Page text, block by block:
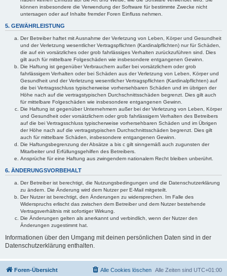
können insbesondere die Verwendung der Software für bestimmte Zwecke nicht
untersagen oder auf Inhalte fremder Foren Einfluss nehmen.
5. GEWÄHRLEISTUNG
Der Betreiber haftet mit Ausnahme der Verletzung von Leben, Körper und Gesundheit
und der Verletzung wesentlicher Vertragspflichten (Kardinalpflichten) nur für Schäden,
die auf ein vorsätzliches oder grob fahrlässiges Verhalten zurückzuführen sind. Dies
gilt auch für mittelbare Folgeschäden wie insbesondere entgangenen Gewinn.
Die Haftung ist gegenüber Verbrauchern außer bei vorsätzlichem oder grob
fahrlässigem Verhalten oder bei Schäden aus der Verletzung von Leben, Körper und
Gesundheit und der Verletzung wesentlicher Vertragspflichten (Kardinalpflichten) auf
die bei Vertragsschluss typischerweise vorhersehbaren Schäden und im übrigen der
Höhe nach auf die vertragstypischen Durchschnittsschäden begrenzt. Dies gilt auch
für mittelbare Folgeschäden wie insbesondere entgangenen Gewinn.
Die Haftung ist gegenüber Unternehmern außer bei der Verletzung von Leben, Körper
und Gesundheit oder vorsätzlichem oder grob fahrlässigem Verhalten des Betreibers
auf die bei Vertragsschluss typischerweise vorhersehbaren Schäden und im Übrigen
der Höhe nach auf die vertragstypischen Durchschnittsschäden begrenzt. Dies gilt
auch für mittelbare Schäden, insbesondere entgangenen Gewinn.
Die Haftungsbegrenzung der Absätze a bis c gilt sinngemäß auch zugunsten der
Mitarbeiter und Erfüllungsgehilfen des Betreibers.
Ansprüche für eine Haftung aus zwingendem nationalem Recht bleiben unberührt.
6. ÄNDERUNGSVORBEHALT
Der Betreiber ist berechtigt, die Nutzungsbedingungen und die Datenschutzerklärung
zu ändern. Die Änderung wird dem Nutzer per E-Mail mitgeteilt.
Der Nutzer ist berechtigt, den Änderungen zu widersprechen. Im Falle des
Widerspruchs erlischt das zwischen dem Betreiber und dem Nutzer bestehende
Vertragsverhältnis mit sofortiger Wirkung.
Die Änderungen gelten als anerkannt und verbindlich, wenn der Nutzer den
Änderungen zugestimmt hat.
Informationen über den Umgang mit deinen persönlichen Daten sind in der
Datenschutzerklärung enthalten.
Foren-Übersicht Alle Zeiten sind UTC+01:00
Alle Cookies löschen